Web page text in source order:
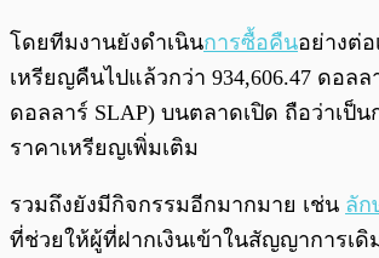
โดยทีมงานยังดำเนินการซื้อคืนอย่างต่
เหรียญคืนไปแล้วกว่า 934,606.47 ดอลล
ดอลลาร์ SLAP) บนตลาดเปิด ถือว่าเป็
ราคาเหรียญเพิ่มเติม
รวมถึงยังมีกิจกรรมอีกมากมาย เช่น ลัก
ที่ช่วยให้ผู้ที่ฝากเงินเข้าในสัญญาการเ